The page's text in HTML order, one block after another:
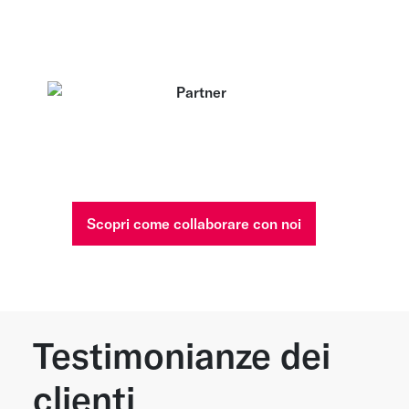
Scopri come collaborare con noi
Testimonianze dei
clienti